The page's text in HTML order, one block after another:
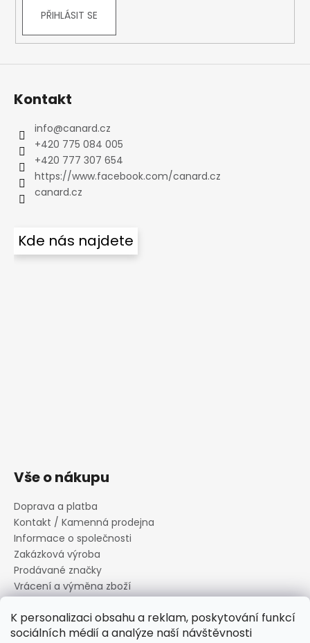
K personalizaci obsahu a reklam, poskytování funkcí
sociálních médií a analýze naší návštěvnosti
PŘIHLÁSIT SE
Kontakt
info@canard.cz
+420 775 084 005
+420 777 307 654
https://www.facebook.com/canard.cz
canard.cz
Kde nás najdete
Vše o nákupu
Doprava a platba
Kontakt / Kamenná prodejna
Informace o společnosti
Zakázková výroba
Prodávané značky
Vrácení a výměna zboží
Informace o souborech cookies
Reklamační řád